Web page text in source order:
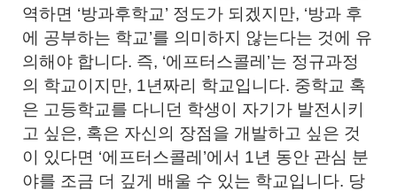
역하면 ‘방과후학교’ 정도가 되겠지만, ‘방과 후
에 공부하는 학교’를 의미하지 않는다는 것에 유
의해야 합니다. 즉, ‘에프터스콜레’는 정규과정
의 학교이지만, 1년짜리 학교입니다. 중학교 혹
은 고등학교를 다니던 학생이 자기가 발전시키
고 싶은, 혹은 자신의 장점을 개발하고 싶은 것
이 있다면 ‘에프터스콜레’에서 1년 동안 관심 분
야를 조금 더 깊게 배울 수 있는 학교입니다. 당